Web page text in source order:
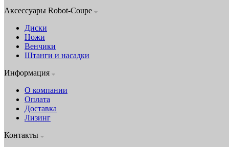
Аксессуары Robot-Coupe
Диски
Ножи
Венчики
Штанги и насадки
Информация
О компании
Оплата
Доставка
Лизинг
Контакты